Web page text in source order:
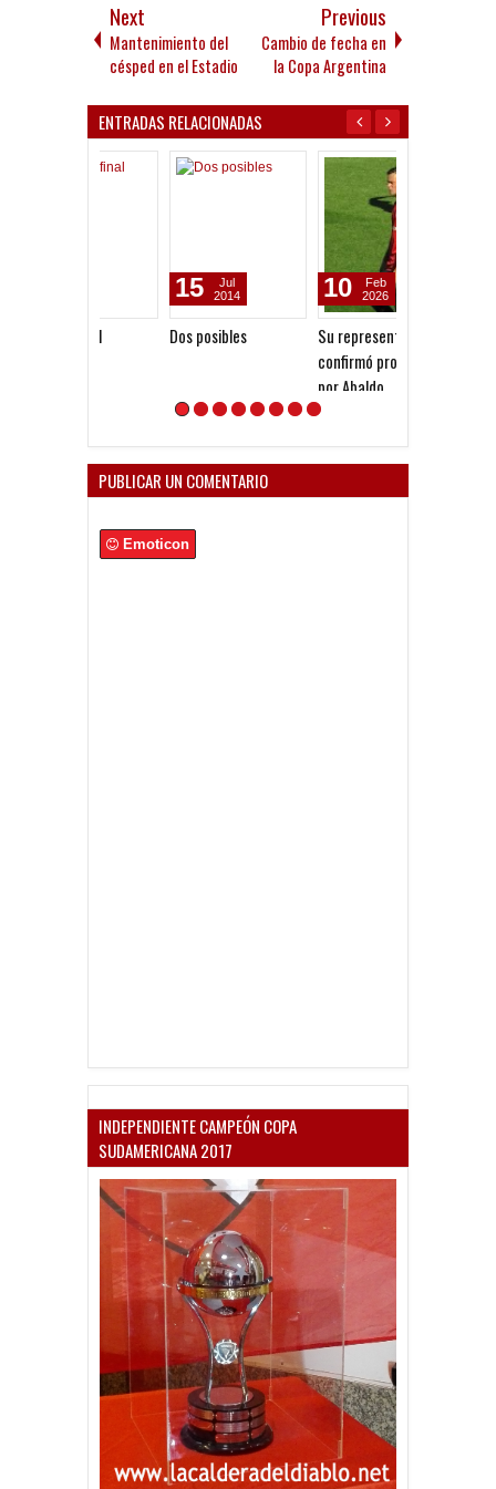
Next
Mantenimiento del
césped en el Estadio
Previous
Cambio de fecha en
la Copa Argentina
ENTRADAS RELACIONADAS
Dos posibles
Su representante
confirmó propuestas
por Abaldo
PUBLICAR UN COMENTARIO
Emoticon
INDEPENDIENTE CAMPEÓN COPA
SUDAMERICANA 2017